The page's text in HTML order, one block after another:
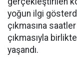
yoğun ilgi
çıkmasına
çıkmasıyla
yaşandı.